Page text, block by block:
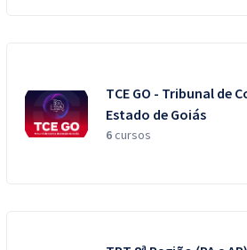
TCE GO - Tribunal de
Estado de Goiás
6cursos